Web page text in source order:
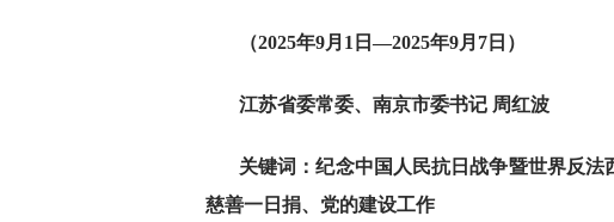
（2025年9月1日—2025年9月7日）
江苏省委常委、南京市委书记 周红波
关键词 ：纪念中国人民抗日战争暨世界反法
慈善一日捐、党的建设工作